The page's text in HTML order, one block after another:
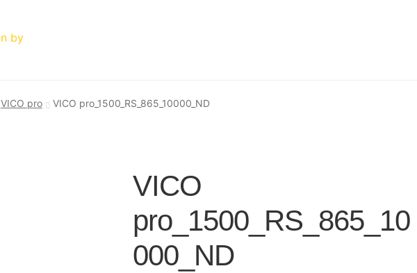
VICO pro VICO pro_1500_RS_865_10000_ND
VICO
pro_1500_RS_865_10
000_ND